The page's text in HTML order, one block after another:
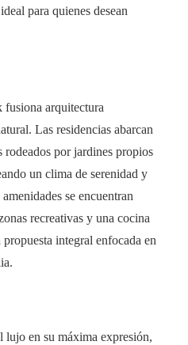
para quienes desean
arquitectura
Las residencias abarcan
rodeados por jardines propios
un clima de serenidad y
se encuentran
recreativas y una cocina
integral enfocada en
lujo en su máxima expresión,